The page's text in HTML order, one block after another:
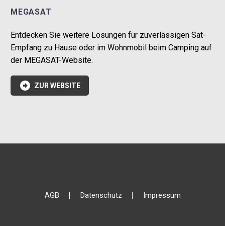
MEGASAT
Entdecken Sie weitere Lösungen für zuverlässigen Sat-
Empfang zu Hause oder im Wohnmobil beim Camping auf
der MEGASAT-Website.
 ZUR WEBSITE
AGB Datenschutz Impressum